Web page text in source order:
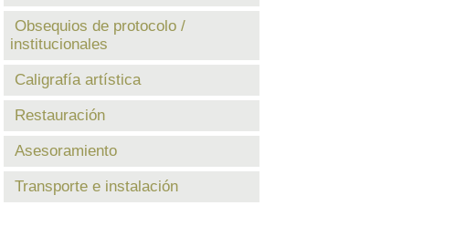
Obsequios de protocolo /
institucionales
Caligrafía artística
Restauración
Asesoramiento
Transporte e instalación